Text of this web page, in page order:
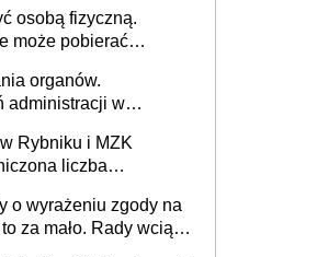
osobą fizyczną.
może pobierać
organów.
administracji w
Rybniku i MZK
liczba
o wyrażeniu zgody na
za mało. Rady wciąż